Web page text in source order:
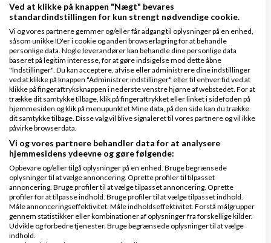
blive den person du forestiller dig du er når du har den
succes du ønsker dig.
Alle kan få succes ved at knokle dem selv halvt ihjel.
de har både og.
Både et liv med tid og overskud, kærlighed, mening og
en karriere hvor de lever deres mission.
Ved at klikke på knappen "Nægt" bevares
standardindstillingen for kun strengt nødvendige cookie.
Vi og vores partnere gemmer og/eller får adgang til oplysninger på en enhed,
såsom unikke ID'er i cookie og anden browserlagring for at behandle
personlige data. Nogle leverandører kan behandle dine personlige data
baseret på legitim interesse, for at gøre indsigelse mod dette åbne
"Indstillinger". Du kan acceptere, afvise eller administrere dine indstillinger
ved at klikke på knappen "Administrer indstillinger" eller til enhver tid ved at
klikke på fingeraftryksknappen i nederste venstre hjørne af webstedet. For at
trække dit samtykke tilbage, klik på fingeraftrykket eller linket i sidefoden på
hjemmesiden og klik på menupunktet Mine data, på den side kan du trække
dit samtykke tilbage. Disse valg vil blive signaleret til vores partnere og vil ikke
påvirke browserdata.
Vi og vores partnere behandler data for at analysere
hjemmesidens ydeevne og gøre følgende:
Opbevare og/eller tilgå oplysninger på en enhed. Bruge begrænsede
oplysninger til at vælge annoncering. Oprette profiler til tilpasset
annoncering. Bruge profiler til at vælge tilpasset annoncering. Oprette
profiler for at tilpasse indhold. Bruge profiler til at vælge tilpasset indhold.
Måle annonceringseffektivitet. Måle indholdseffektivitet. Forstå målgrupper
gennem statistikker eller kombinationer af oplysninger fra forskellige kilder.
Udvikle og forbedre tjenester. Bruge begrænsede oplysninger til at vælge
indhold.